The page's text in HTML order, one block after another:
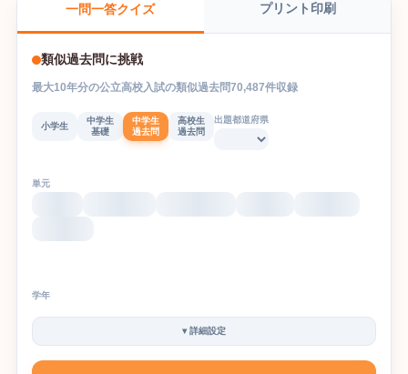
一問一答クイズ プリント印刷
類似過去問に挑戦
最大10年分の公立高校入試の類似過去問70,487件収録
小学生
中学生
基礎
中学生
過去問
高校生
過去問
出題都道府県
単元
学年
▾詳細設定